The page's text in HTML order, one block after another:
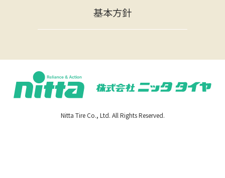
基本方針
Nitta Tire Co., Ltd. All Rights Reserved.